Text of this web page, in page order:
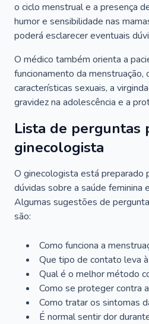
o ciclo menstrual e a presença
humor e sensibilidade nas
poderá esclarecer eventuais
O médico também orienta a
funcionamento da
características sexuais, a
gravidez na adolescência e a
Lista de perguntas
ginecologista
O ginecologista está preparado
dúvidas sobre a saúde feminina
Algumas sugestões de
são:
Como funciona a
Que tipo de contato leva
Qual é o melhor método
Como se proteger contra
Como tratar os sintomas
É normal sentir dor